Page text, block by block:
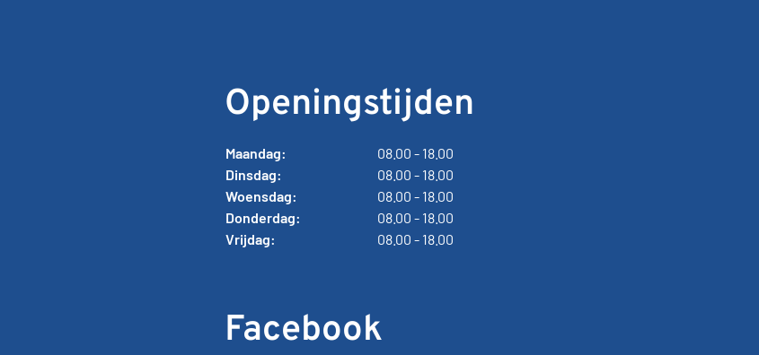
Openingstijden
Maandag:
08.00 - 18.00
Dinsdag:
08.00 - 18.00
Woensdag:
08.00 - 18.00
Donderdag:
08.00 - 18.00
Vrijdag:
08.00 - 18.00
Facebook